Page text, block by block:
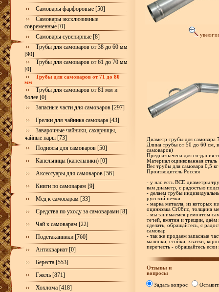
Самовары фарфоровые [50]
Самовары эксклюзивные
современные [0]
Самовары сувенирные [8]
Трубы для самоваров от 38 до 60 мм
[90]
Трубы для самоваров от 61 до 70 мм
[0]
Трубы для самоваров от 71 до 80
мм
Трубы для самоваров от 81 мм и
более [0]
Запасные части для самоваров [297]
Грелки для чайника самовара [43]
Заварочные чайники, сахарницы,
чайные пары [73]
Подносы для самоваров [50]
Капельницы (капельники) [0]
Аксессуары для самоваров [56]
Книги по самоварам [9]
Мёд к самоварам [33]
Средства по уходу за самоварами [8]
Чай к самоварам [22]
Подстаканники [760]
Антиквариат [0]
Береста [553]
Гжель [871]
Хохлома [418]
Диаметр трубы для самовара
Длина трубы от 50 до 60 см, в
самоваров)
Предназначена для создания
Материал оцинкованная сталь
Вес трубы для самовара 0,5 кг
Производитель Россия
- у нас есть ВСЕ диаметры
вам диаметр, с радостью
- делаем трубы
русской печки
- марка металла, из которых
оцинковка Ст08пс, толщина
- мы занимаемся ремонтом
течей, вмятин и трещин, даём
сделать, обращайтесь, с
самовар
- так же продаем запасные
малинки, стойки, хватки,
перечесть - обращайтесь
Отзывы и
вопросы
Задать вопрос